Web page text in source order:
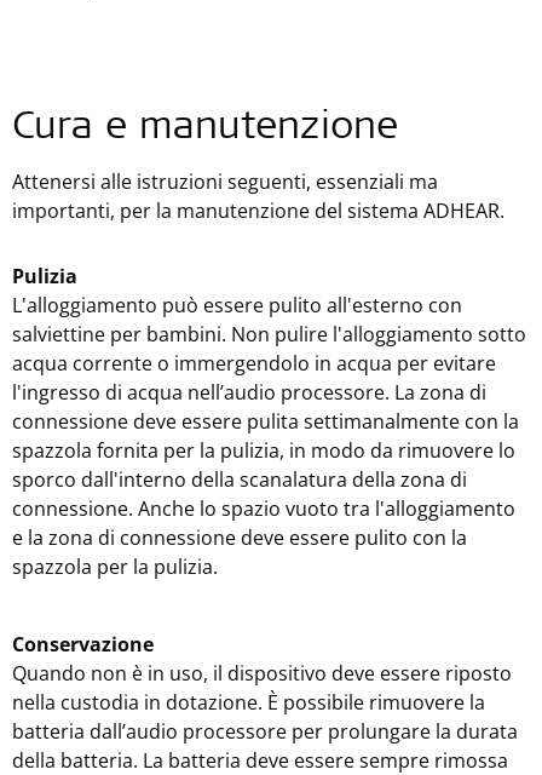
Cura e manutenzione
Attenersi alle istruzioni seguenti, essenziali ma
importanti, per la manutenzione del sistema ADHEAR.
Pulizia
L'alloggiamento può essere pulito all'esterno con
salviettine per bambini. Non pulire l'alloggiamento sotto
acqua corrente o immergendolo in acqua per evitare
l'ingresso di acqua nell’audio processore. La zona di
connessione deve essere pulita settimanalmente con la
spazzola fornita per la pulizia, in modo da rimuovere lo
sporco dall'interno della scanalatura della zona di
connessione. Anche lo spazio vuoto tra l'alloggiamento
e la zona di connessione deve essere pulito con la
spazzola per la pulizia.
Conservazione
Quando non è in uso, il dispositivo deve essere riposto
nella custodia in dotazione. È possibile rimuovere la
batteria dall’audio processore per prolungare la durata
della batteria. La batteria deve essere sempre rimossa